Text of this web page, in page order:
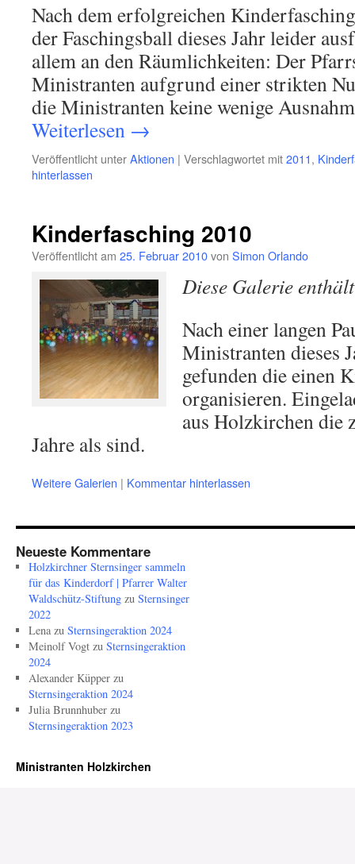
Nach dem erfolgreichen
der Faschingsball dieses Jahr leider
allem an den Räumlichkeiten: Der
Ministranten aufgrund einer strikten
die Ministranten keine wenige
Weiterlesen →
Veröffentlicht unterAktionen | Verschlagwortet mit2011,
hinterlassen
Kinderfasching 2010
Veröffentlicht am 25. Februar 2010von Simon Orlando
Diese Galerie
Nach einer langen
Ministranten dieses
gefunden die einen
organisieren.
aus Holzkirchen die
Jahre als sind.
Weitere Galerien | Kommentar hinterlassen
Neueste Kommentare
Holzkirchner Sternsinger sammeln
für das Kinderdorf | Pfarrer Walter
Waldschütz-Stiftungzu Sternsinger
2022
Lenazu Sternsingeraktion 2024
Meinolf Vogtzu Sternsingeraktion
2024
Alexander Küpperzu
Sternsingeraktion 2024
Julia Brunnhuberzu
Sternsingeraktion 2023
Ministranten Holzkirchen